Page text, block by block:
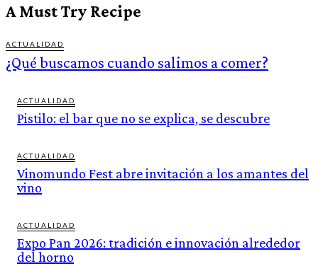
A Must Try Recipe
ACTUALIDAD
¿Qué buscamos cuando salimos a comer?
ACTUALIDAD
Pistilo: el bar que no se explica, se descubre
ACTUALIDAD
Vinomundo Fest abre invitación a los amantes del
vino
ACTUALIDAD
Expo Pan 2026: tradición e innovación alrededor
del horno